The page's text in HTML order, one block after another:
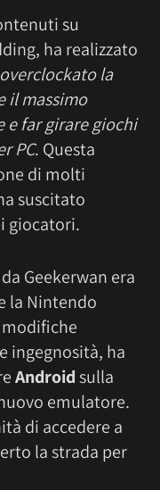
su
ha realizzato
la
il massimo
e far girare giochi
PC. Questa
di molti
suscitato
giocatori.
Geekerwan era
la Nintendo
ingegnosità, ha
Androidsulla
emulatore.
di accedere a
la strada per